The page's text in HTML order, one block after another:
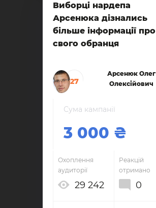
Виборці нардепа
Арсенюка дізнались
більше інформації про
свого обранця
27
Арсенюк Олег
Олексійович
Сума кампанії
3 000
Охоплення
аудиторії
29 242
Реакцій
отримано
0